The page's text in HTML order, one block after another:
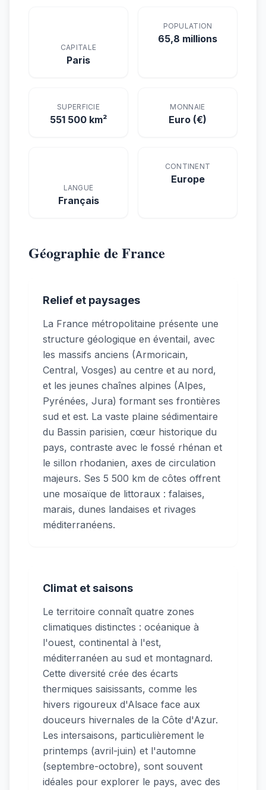
CAPITALE
Paris
POPULATION
65,8 millions
SUPERFICIE
551 500 km²
MONNAIE
Euro (€)
LANGUE
Français
CONTINENT
Europe
Géographie de France
Relief et paysages
La France métropolitaine présente une
structure géologique en éventail, avec
les massifs anciens (Armoricain,
Central, Vosges) au centre et au nord,
et les jeunes chaînes alpines (Alpes,
Pyrénées, Jura) formant ses frontières
sud et est. La vaste plaine sédimentaire
du Bassin parisien, cœur historique du
pays, contraste avec le fossé rhénan et
le sillon rhodanien, axes de circulation
majeurs. Ses 5 500 km de côtes offrent
une mosaïque de littoraux : falaises,
marais, dunes landaises et rivages
méditerranéens.
Climat et saisons
Le territoire connaît quatre zones
climatiques distinctes : océanique à
l'ouest, continental à l'est,
méditerranéen au sud et montagnard.
Cette diversité crée des écarts
thermiques saisissants, comme les
hivers rigoureux d'Alsace face aux
douceurs hivernales de la Côte d'Azur.
Les intersaisons, particulièrement le
printemps (avril-juin) et l'automne
(septembre-octobre), sont souvent
idéales pour explorer le pays, avec des